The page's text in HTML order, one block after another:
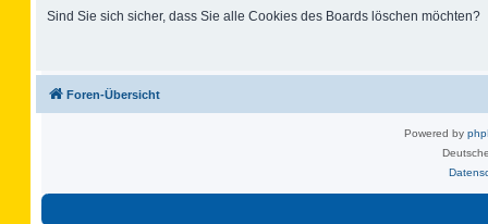
Sind Sie sich sicher, dass Sie alle Cookies des Boards löschen möchten?
Foren-Übersicht
Powered by